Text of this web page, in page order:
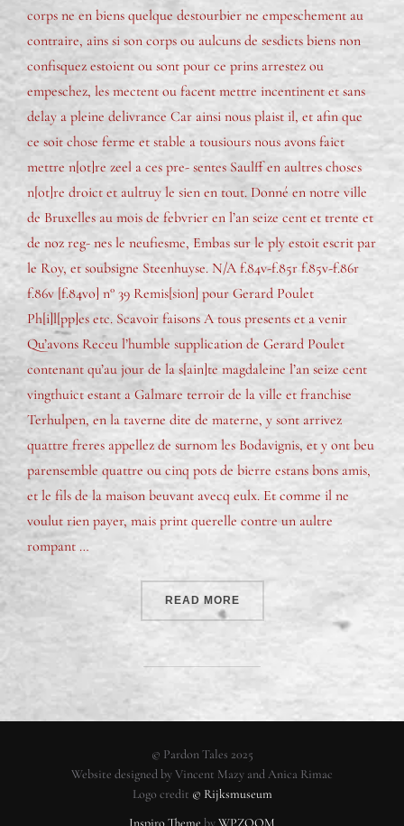
corps ne en biens quelque destourbier ne empeschement au
contraire, ains si son corps ou aulcuns de sesdicts biens non
confisquez estoient ou sont pour ce prins arrestez ou
empeschez, les mectent ou facent mettre incentinent et sans
delay a pleine delivrance Car ainsi nous plaist il, et afin que
ce soit chose ferme et stable a tousiours nous avons faict
mettre n[ot]re zeel a ces pre- sentes Saulff en aultres choses
n[ot]re droict et aultruy le sien en tout. Donné en notre ville
de Bruxelles au mois de febvrier en l’an seize cent et trente et
de noz reg- nes le neufiesme, Embas sur le ply estoit escrit par
le Roy, et soubsigne Steenhuyse. N/A f.84v-f.85r f.85v-f.86r
f.86v [f.84vo] n° 39 Remis[sion] pour Gerard Poulet
Ph[i]l[pp]es etc. Scavoir faisons A tous presents et a venir
Qu’avons Receu l’humble supplication de Gerard Poulet
contenant qu’au jour de la s[ain]te magdaleine l’an seize cent
vingthuict estant a Galmare terroir de la ville et franchise
Terhulpen, en la taverne dite de materne, y sont arrivez
quattre freres appellez de surnom les Bodavignis, et y ont beu
parensemble quattre ou cinq pots de bierre estans bons amis,
et le fils de la maison beuvant avecq eulx. Et comme il ne
voulut rien payer, mais print querelle contre un aultre
rompant …
READ MORE
© Pardon Tales 2025
Website designed by Vincent Mazy and Anica Rimac
Logo credit © Rijksmuseum
Inspiro Theme byWPZOOM